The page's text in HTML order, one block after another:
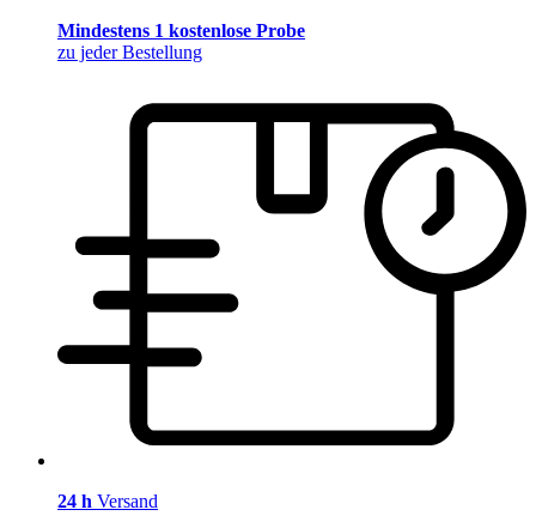
Mindestens 1 kostenlose Probe
zu jeder Bestellung
24 h Versand